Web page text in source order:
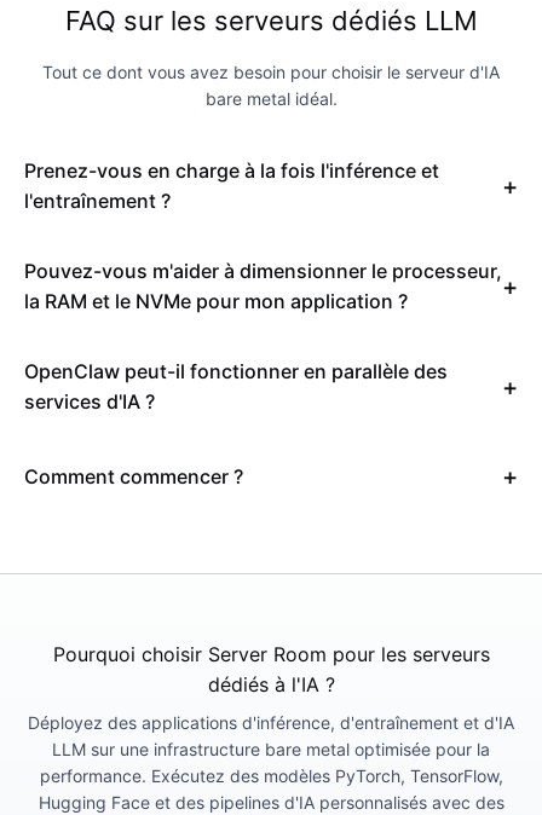
FAQ sur les serveurs dédiés LLM
Tout ce dont vous avez besoin pour choisir le serveur d'IA
bare metal idéal.
Prenez-vous en charge à la fois l'inférence et
l'entraînement ?
Pouvez-vous m'aider à dimensionner le processeur,
la RAM et le NVMe pour mon application ?
OpenClaw peut-il fonctionner en parallèle des
services d'IA ?
Comment commencer ?
Pourquoi choisir Server Room pour les serveurs
dédiés à l'IA ?
Déployez des applications d'inférence, d'entraînement et d'IA
LLM sur une infrastructure bare metal optimisée pour la
performance. Exécutez des modèles PyTorch, TensorFlow,
Hugging Face et des pipelines d'IA personnalisés avec des